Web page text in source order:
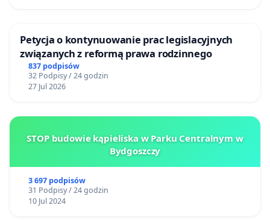
Petycja o kontynuowanie prac legislacyjnych
związanych z reformą prawa rodzinnego
837 podpisów
32 Podpisy / 24 godzin
27 Jul 2026
STOP budowie kąpieliska w Parku Centralnym w
Bydgoszczy
3 697 podpisów
31 Podpisy / 24 godzin
10 Jul 2024